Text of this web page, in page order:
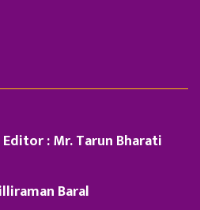
: Mr. Tarun Bharati
Baral